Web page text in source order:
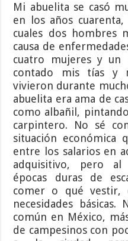
Mi abuelita se casó
en los años
cuales dos hombres
causa de
cuatro mujeres y un
contado mis tías y
vivieron durante
abuelita era ama de
como albañil,
carpintero. No sé
situación económica
entre los salarios en
adquisitivo, pero
épocas duras de
comer o qué
necesidades
común en México,
de campesinos con